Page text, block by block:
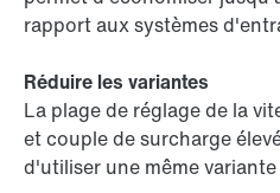
rapport aux systèmes
Réduire les variantes
La plage de réglage de la
et couple de surcharge
d'utiliser une même